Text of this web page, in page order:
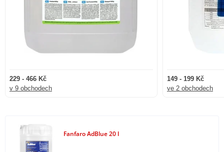
229 - 466 Kč
v 9 obchodech
149 - 199 Kč
ve 2 obchodech
Fanfaro AdBlue 20 l